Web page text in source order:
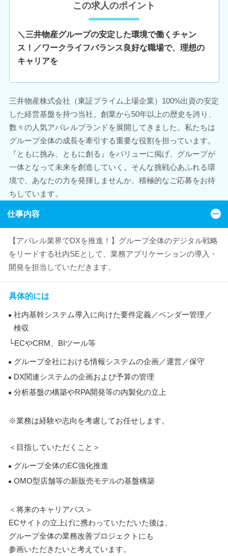
この求人のポイント
＼三井物産グループの安定した環境で働くチャン
ス！／ワークライフバランス良好な職場で、理想の
キャリアを
三井物産株式会社（東証プライム上場企業）100%出資の安定
した経営基盤を持つ当社。創業から50年以上の歴史を誇り、
数々の人気アパレルブランドを展開してきました。私たちは
グループ全体の成長を牽引する重要な役割を担っています。
『ともに挑み、ともに創る』をバリューに掲げ、グループが
一体となって未来を創造していく。そんな挑戦心あふれる環
境で、あなたの力を発揮しませんか。積極的なご応募をお待
ちしています。
仕事内容
【アパレル業界でDXを推進！】グループ全体のデジタル戦略
をリードする社内SEとして、業務アプリケーションの導入・
開発を担当していただきます。
具体的には
社内基幹システム導入に向けた要件定義／ベンダー管理／
検収
└ECやCRM、BIツール等
グループ全社における情報システムの企画／運営／保守
DX関連システムの企画および予算の管理
分析基盤の構築やRPA開発等の内製化の立上
※業務は経験や志向を考慮してお任せします。
＜目指していただくこと＞
グループ全体のEC強化推進
OMO型店舗等の新販売モデルの基盤構築
＜将来のキャリアパス＞
ECサイトの立上げに携わっていただいた後は、
グループ全体の業務改善プロジェクトにも
参画いただきたいと考えています。